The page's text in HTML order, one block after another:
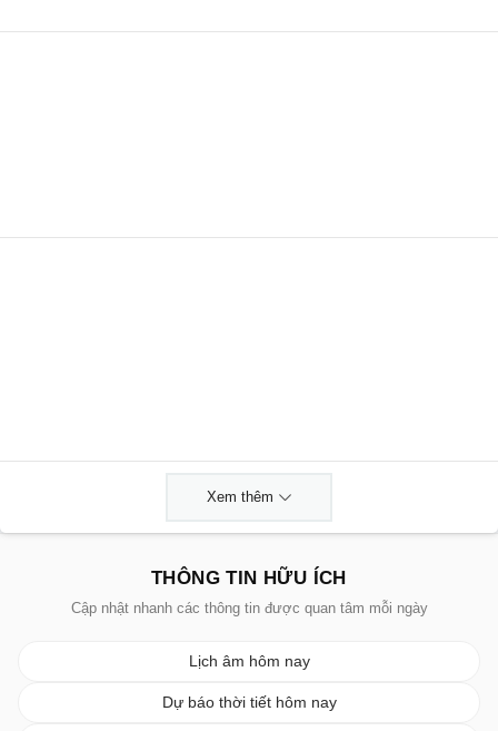
Xem thêm
THÔNG TIN HỮU ÍCH
Cập nhật nhanh các thông tin được quan tâm mỗi ngày
Lịch âm hôm nay
Dự báo thời tiết hôm nay